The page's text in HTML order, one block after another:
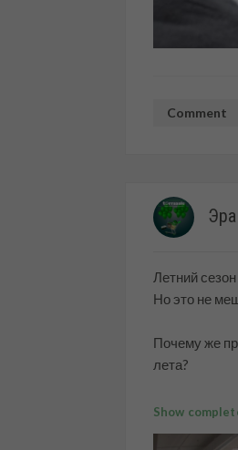
Comment
Летний
Но это не
Почему же
лета?
Ответ очень
Terrasale -
Show